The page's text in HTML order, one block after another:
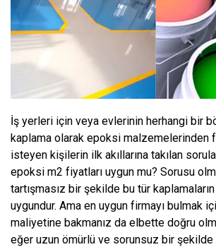
İş yerleri için veya evlerinin herhangi bir
kaplama olarak epoksi malzemelerinden
isteyen kişilerin ilk akıllarına takılan
epoksi m2 fiyatları uygun mu? Sorusu
tartışmasız bir şekilde bu tür
uygundur. Ama en uygun firmayı bulmak
maliyetine bakmanız da elbette doğru
eğer uzun ömürlü ve sorunsuz bir şekilde